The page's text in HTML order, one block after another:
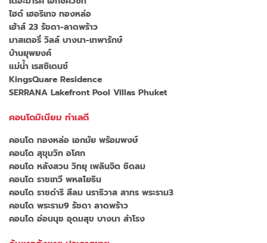
ไฮด์ เฮอริเทจ ทองหล่อ
เฮ้าส์ 23 รัชดา-ลาดพร้าว
มาสเตอรี่ วิลล์ บางนา-เทพารักษ์
บ้านยุพยงค์
แม่น้ำ เรสซิเดนซ์
KingsQuare Residence
SERRANA Lakefront Pool Villas Phuket
คอนโดมิเนียม ทำเลดี
คอนโด ทองหล่อ เอกมัย พร้อมพงษ์
คอนโด สุขุมวิท อโศก
คอนโด หลังสวน วิทยุ เพลินจิต ชิดลม
คอนโด ราชเทวี พหลโยธิน
คอนโด ราชดำริ สีลม นราธิวาส สาทร พระราม3
คอนโด พระราม9 รัชดา ลาดพร้าว
คอนโด อ่อนนุช อุดมสุข บางนา สำโรง